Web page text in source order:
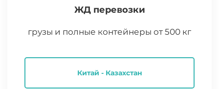
ЖД перевозки
грузы и полные контейнеры от 500 кг
Китай - Казахстан